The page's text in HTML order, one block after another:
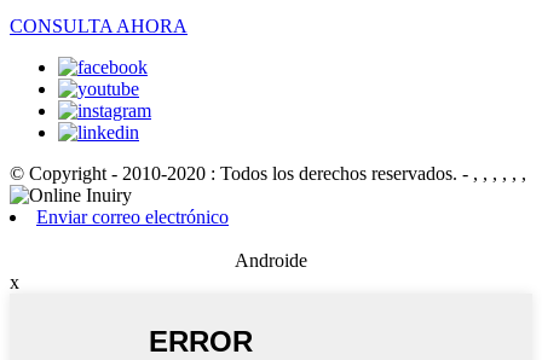
CONSULTA AHORA
© Copyright - 2010-2020 : Todos los derechos reservados. - , , , , , ,
Enviar correo electrónico
Androide
x